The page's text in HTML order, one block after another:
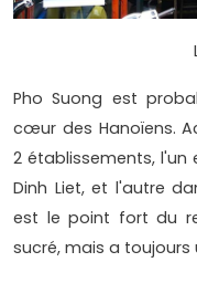
Pho Suong est
cœur des Hanoïens.
2 établissements, l'un
Dinh Liet, et l'autre
est le point fort du
sucré, mais a